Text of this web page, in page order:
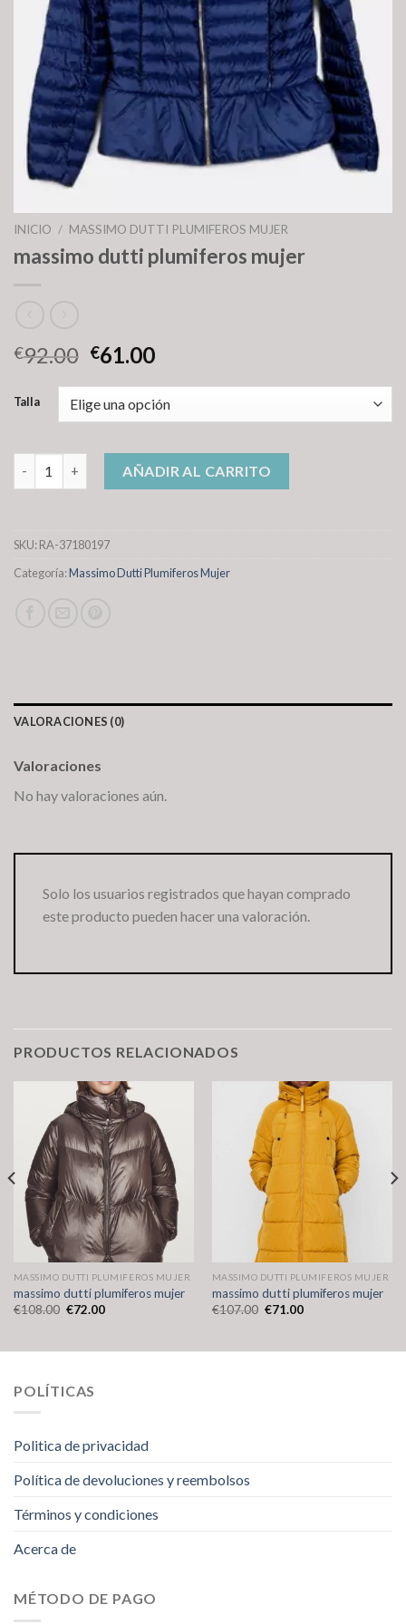
INICIO / MASSIMO DUTTI PLUMIFEROS MUJER
massimo dutti plumiferos mujer
€92.00 €61.00
Talla
massimo dutti plumiferos mujer cantidad
AÑADIR AL CARRITO
SKU:RA-37180197
Categoría:Massimo Dutti Plumiferos Mujer
VALORACIONES (0)
Valoraciones
No hay valoraciones aún.
Solo los usuarios registrados que hayan comprado
este producto pueden hacer una valoración.
PRODUCTOS RELACIONADOS
MASSIMO DUTTI PLUMIFEROS MUJER
massimo dutti plumiferos mujer
€108.00 €72.00
MASSIMO DUTTI PLUMIFEROS MUJER
massimo dutti plumiferos mujer
€107.00 €71.00
POLÍTICAS
Politica de privacidad
Política de devoluciones y reembolsos
Términos y condiciones
Acerca de
MÉTODO DE PAGO